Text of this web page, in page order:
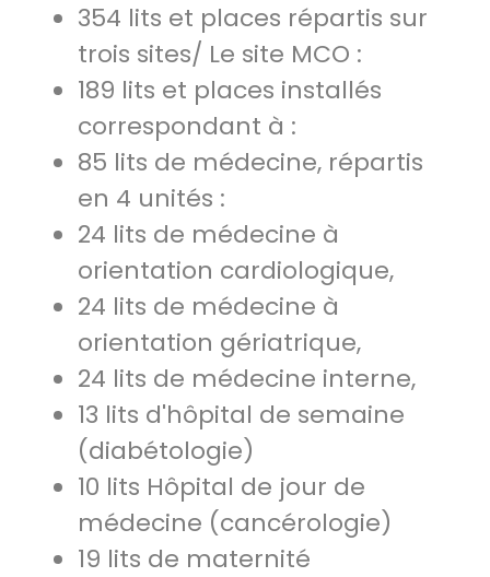
354 lits et places répartis sur
trois sites/ Le site MCO :
189 lits et places installés
correspondant à :
85 lits de médecine, répartis
en 4 unités :
24 lits de médecine à
orientation cardiologique,
24 lits de médecine à
orientation gériatrique,
24 lits de médecine interne,
13 lits d'hôpital de semaine
(diabétologie)
10 lits Hôpital de jour de
médecine (cancérologie)
19 lits de maternité